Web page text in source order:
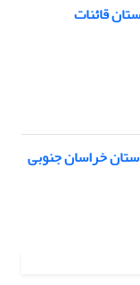
قائنات
خراسان جنوبی